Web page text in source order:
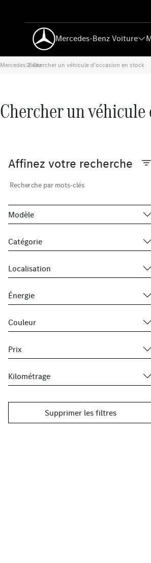
Mercedes-Benz Voiture
Mercedes-Benz
›
Chercher un véhicule d'occasion en stock
Chercher un
Affinez votre recherche
Recherche par mots-clés
Modèle
Catégorie
Localisation
Énergie
Couleur
Prix
Kilométrage
Supprimer les filtres